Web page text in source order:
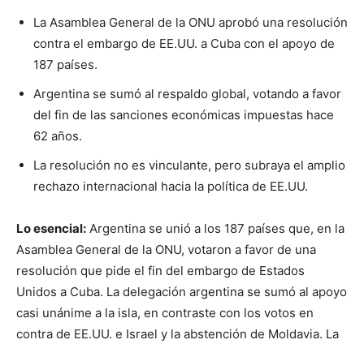
La Asamblea General de la ONU aprobó una resolución
contra el embargo de EE.UU. a Cuba con el apoyo de
187 países.
Argentina se sumó al respaldo global, votando a favor
del fin de las sanciones económicas impuestas hace
62 años.
La resolución no es vinculante, pero subraya el amplio
rechazo internacional hacia la política de EE.UU.
Lo esencial: Argentina se unió a los 187 países que, en la
Asamblea General de la ONU, votaron a favor de una
resolución que pide el fin del embargo de Estados
Unidos a Cuba. La delegación argentina se sumó al apoyo
casi unánime a la isla, en contraste con los votos en
contra de EE.UU. e Israel y la abstención de Moldavia. La